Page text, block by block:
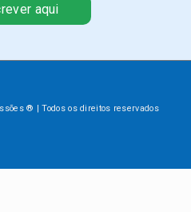
aqui
® | Todos os direitos reservados